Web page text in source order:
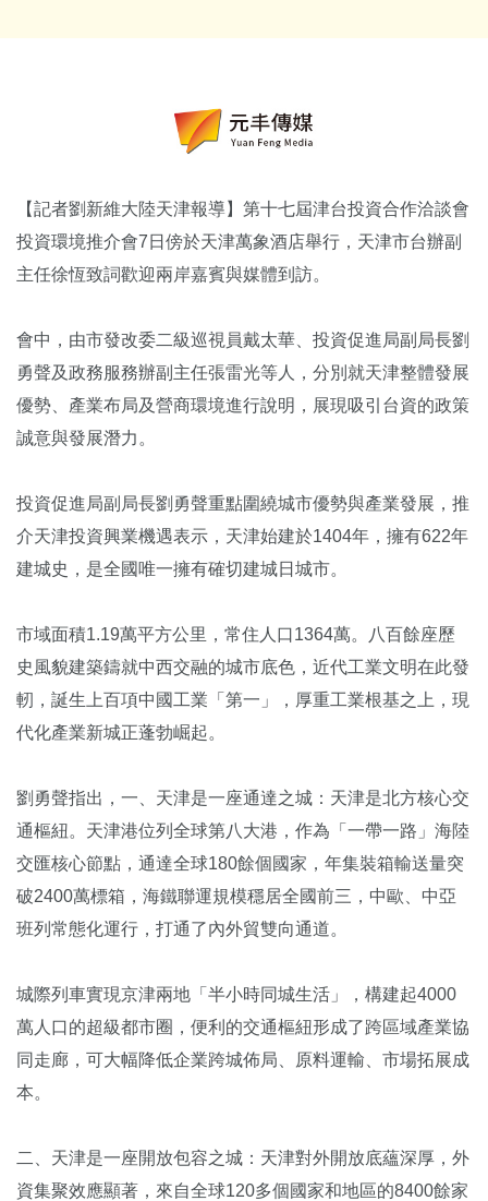
【記者劉新維大陸天津報導】第十七屆津台投資合作洽談會
投資環境推介會7日傍於天津萬象酒店舉行，天津市台辦副
主任徐恆致詞歡迎兩岸嘉賓與媒體到訪。
會中，由市發改委二級巡視員戴太華、投資促進局副局長劉
勇聲及政務服務辦副主任張雷光等人，分別就天津整體發展
優勢、產業布局及營商環境進行說明，展現吸引台資的政策
誠意與發展潛力。
投資促進局副局長劉勇聲重點圍繞城市優勢與產業發展，推
介天津投資興業機遇表示，天津始建於1404年，擁有622年
建城史，是全國唯一擁有確切建城日城市。
市域面積1.19萬平方公里，常住人口1364萬。八百餘座歷
史風貌建築鑄就中西交融的城市底色，近代工業文明在此發
軔，誕生上百項中國工業「第一」，厚重工業根基之上，現
代化產業新城正蓬勃崛起。
劉勇聲指出，一、天津是一座通達之城：天津是北方核心交
通樞紐。天津港位列全球第八大港，作為「一帶一路」海陸
交匯核心節點，通達全球180餘個國家，年集裝箱輸送量突
破2400萬標箱，海鐵聯運規模穩居全國前三，中歐、中亞
班列常態化運行，打通了內外貿雙向通道。
城際列車實現京津兩地「半小時同城生活」，構建起4000
萬人口的超級都市圈，便利的交通樞紐形成了跨區域產業協
同走廊，可大幅降低企業跨城佈局、原料運輸、市場拓展成
本。
二、天津是一座開放包容之城：天津對外開放底蘊深厚，外
資集聚效應顯著，來自全球120多個國家和地區的8400餘家